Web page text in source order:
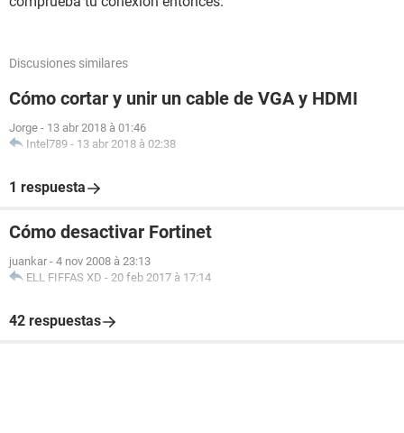
Discusiones similares
Cómo cortar y unir un cable de VGA y HDMI
Jorge - 13 abr 2018 à 01:46
Intel789 - 13 abr 2018 à 02:38
1 respuesta
Cómo desactivar Fortinet
juankar - 4 nov 2008 à 23:13
ELL FIFFAS XD - 20 feb 2017 à 17:14
42 respuestas